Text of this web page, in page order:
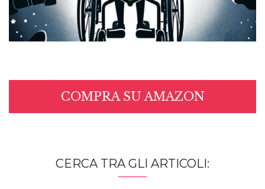
COMPRA SU AMAZON
CERCA TRA GLI ARTICOLI: